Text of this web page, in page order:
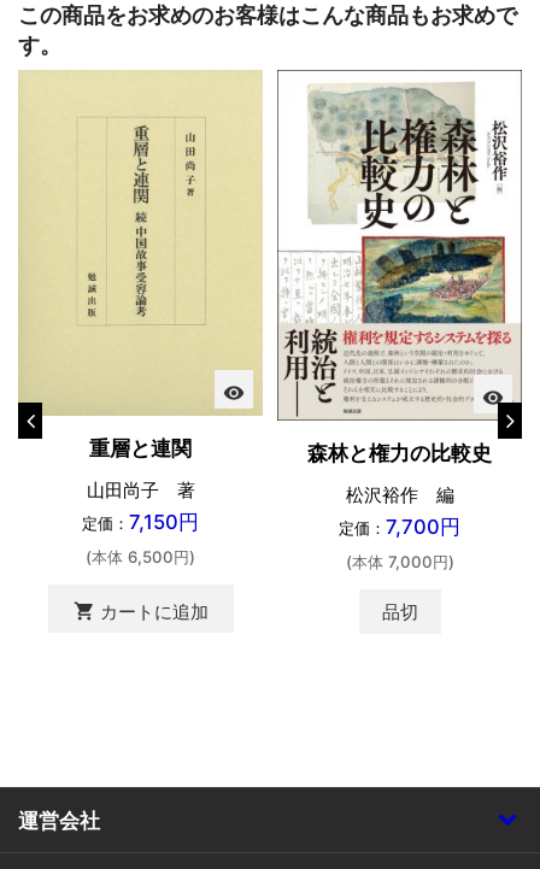
この商品をお求めのお客様はこんな商品もお求めで
す。
visibility
重層と連関
山田尚子 著
定価： 7,150円
(本体 6,500円)
shopping_cart カートに追加
visibility
森林と権力の比較史
松沢裕作 編
定価： 7,700円
(本体 7,000円)
品切
運営会社